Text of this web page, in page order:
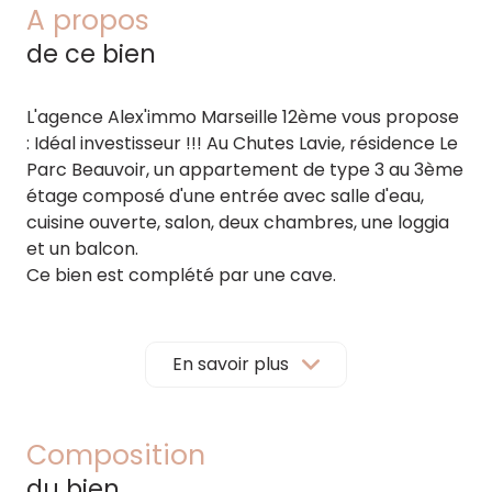
A propos
de ce bien
L'agence Alex'immo Marseille 12ème vous propose
: Idéal investisseur !!! Au Chutes Lavie, résidence Le
Parc Beauvoir, un appartement de type 3 au 3ème
étage composé d'une entrée avec salle d'eau,
cuisine ouverte, salon, deux chambres, une loggia
et un balcon.
Ce bien est complété par une cave.
Amandine BONMASSARI , entrepreneur individuel:
06.11.66.48.27 / 538.190.315 RSAC Marseille
en cours syndicat de copropriété :
Prix de vente :
En savoir plus
Composition